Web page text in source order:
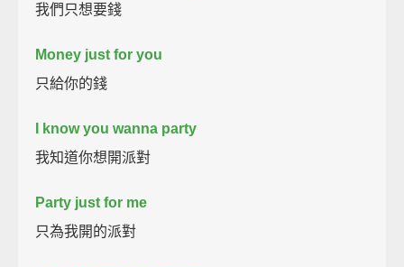
我們只想要錢
Money just for you
只給你的錢
I know you wanna party
我知道你想開派對
Party just for me
只為我開的派對